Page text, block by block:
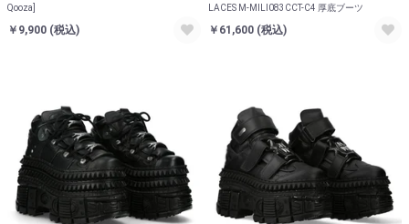
Qooza]
￥9,900 (税込)
LACES M-MILI083CCT-C4 厚底ブーツ
￥61,600 (税込)